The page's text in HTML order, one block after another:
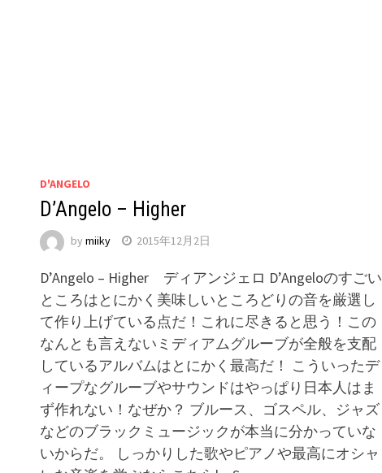
D'ANGELO
D’Angelo – Higher
by miiky 2015年12月2日
D’Angelo – Higher ディアンジェロ D’Angeloのすごい
ところはとにかく美味しいところどりの音を厳選し
て作り上げている点だ！これに尽きると思う！この
なんとも言えないミディアムグルーブが全般を支配
しているアルバムはとにかく最高だ！ こういったデ
ィープなグルーブやサウンドはやっぱり日本人はま
ず作れない！なぜか？ ブルース、ゴスペル、ジャズ
などのブラックミュージックが本当に分かっていな
いからだ。 しっかりした歌やピアノや最高にオシャ